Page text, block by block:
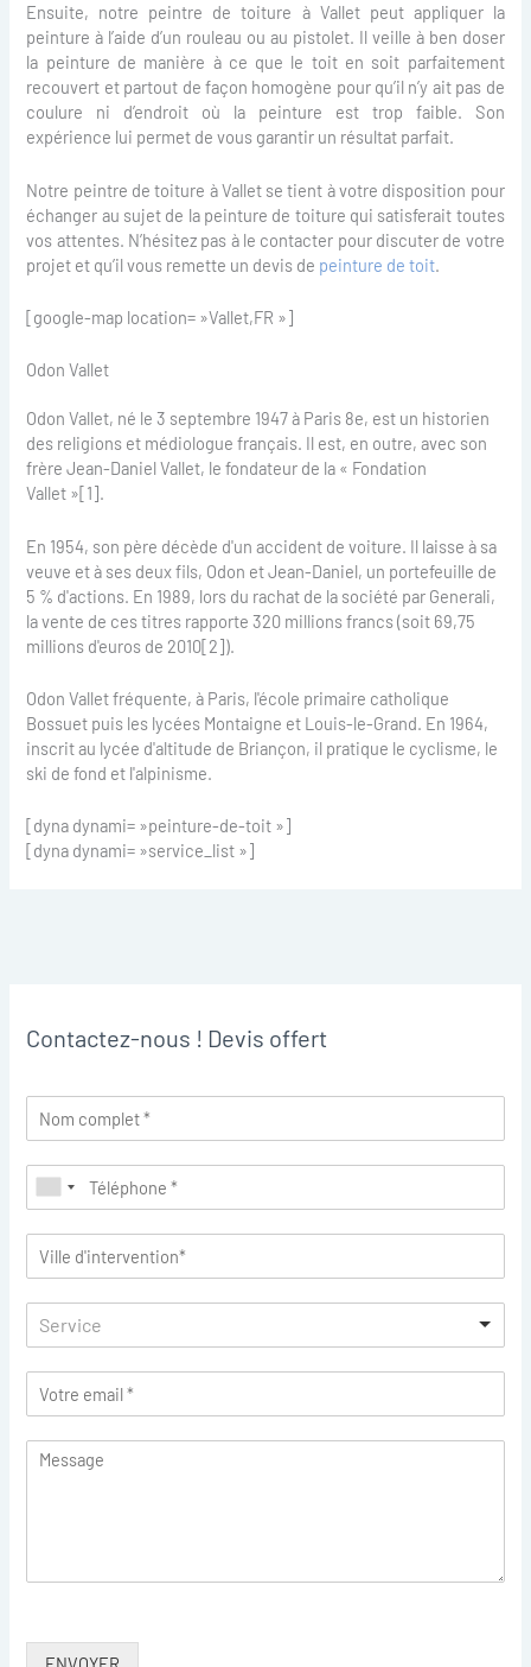
Ensuite, notre peintre de toiture à Vallet peut appliquer la
peinture à l’aide d’un rouleau ou au pistolet. Il veille à ben doser
la peinture de manière à ce que le toit en soit parfaitement
recouvert et partout de façon homogène pour qu’il n’y ait pas de
coulure ni d’endroit où la peinture est trop faible. Son
expérience lui permet de vous garantir un résultat parfait.
Notre peintre de toiture à Vallet se tient à votre disposition pour
échanger au sujet de la peinture de toiture qui satisferait toutes
vos attentes. N’hésitez pas à le contacter pour discuter de votre
projet et qu’il vous remette un devis de peinture de toit
[google-map location= »Vallet,FR »]
Odon Vallet
Odon Vallet, né le 3 septembre 1947 à Paris 8e, est un historien
des religions et médiologue français. Il est, en outre, avec son
frère Jean-Daniel Vallet, le fondateur de la « Fondation
Vallet »[1].
En 1954, son père décède d'un accident de voiture. Il laisse à sa
veuve et à ses deux fils, Odon et Jean-Daniel, un portefeuille de
5 % d'actions. En 1989, lors du rachat de la société par Generali,
la vente de ces titres rapporte 320 millions francs (soit 69,75
millions d'euros de 2010[2]).
Odon Vallet fréquente, à Paris, l'école primaire catholique
Bossuet puis les lycées Montaigne et Louis-le-Grand. En 1964,
inscrit au lycée d'altitude de Briançon, il pratique le cyclisme, le
ski de fond et l'alpinisme.
[dyna dynami= »peinture-de-toit »]
[dyna dynami= »service_list »]
Contactez-nous ! Devis offert
Service